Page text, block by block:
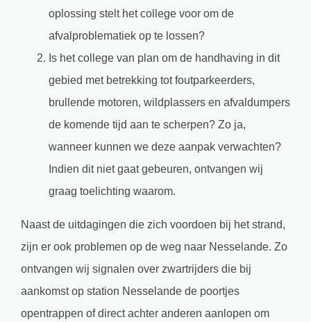
oplossing stelt het college voor om de
afvalproblematiek op te lossen?
Is het college van plan om de handhaving in dit
gebied met betrekking tot foutparkeerders,
brullende motoren, wildplassers en afvaldumpers
de komende tijd aan te scherpen? Zo ja,
wanneer kunnen we deze aanpak verwachten?
Indien dit niet gaat gebeuren, ontvangen wij
graag toelichting waarom.
Naast de uitdagingen die zich voordoen bij het strand,
zijn er ook problemen op de weg naar Nesselande. Zo
ontvangen wij signalen over zwartrijders die bij
aankomst op station Nesselande de poortjes
opentrappen of direct achter anderen aanlopen om